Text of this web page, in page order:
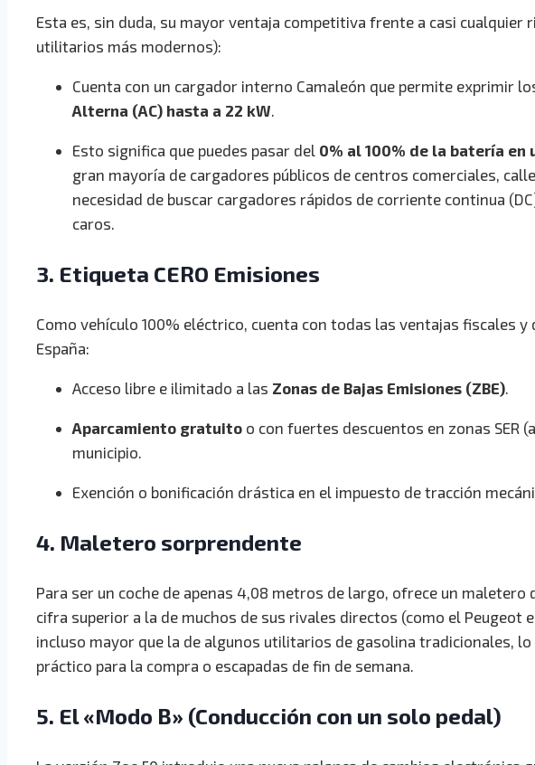
Esta es, sin duda, su mayor ventaja competitiva frente a casi cualquier
utilitarios más modernos):
Cuenta con un cargador interno Camaleón que permite exprimir
Alterna (AC) hasta a 22 kW.
Esto significa que puedes pasar del 0% al 100% de la batería en
gran mayoría de cargadores públicos de centros comerciales,
necesidad de buscar cargadores rápidos de corriente continua
caros.
3. Etiqueta CERO Emisiones
Como vehículo 100% eléctrico, cuenta con todas las ventajas fiscales y
España:
Acceso libre e ilimitado a las Zonas de Bajas Emisiones (ZBE).
Aparcamiento gratuito o con fuertes descuentos en zonas SER
municipio.
Exención o bonificación drástica en el impuesto de tracción
4. Maletero sorprendente
Para ser un coche de apenas 4,08 metros de largo, ofrece un maletero
cifra superior a la de muchos de sus rivales directos (como el Peugeot
incluso mayor que la de algunos utilitarios de gasolina tradicionales,
práctico para la compra o escapadas de fin de semana.
5. El «Modo B» (Conducción con un solo pedal)